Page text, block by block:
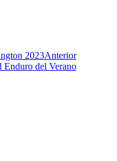
2023Anterior
Enduro del Verano